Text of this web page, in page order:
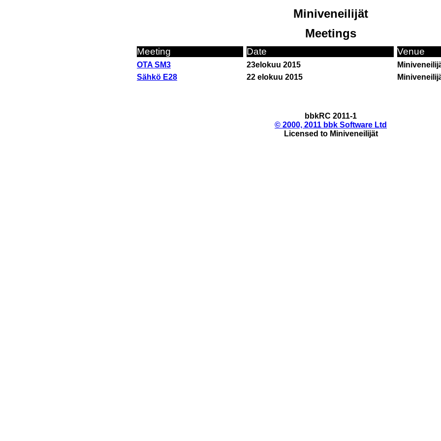
Miniveneilijät
Meetings
Meeting Date Venue
OTA SM3 23elokuu 2015
Sähkö E28
22 elokuu 2015
bbkRC 2011-1
© 2000, 2011 bbk Software Ltd
Licensed to Miniveneilijät